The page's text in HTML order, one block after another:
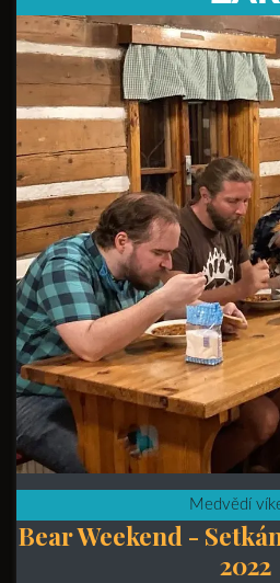
Medvědí
Bear Weekend -
2022